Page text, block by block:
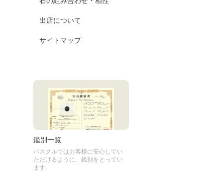
出店について
サイトマップ
鑑別一覧
パスクルではお客様に安心してい
ただけるように、鑑別をとってい
ます。